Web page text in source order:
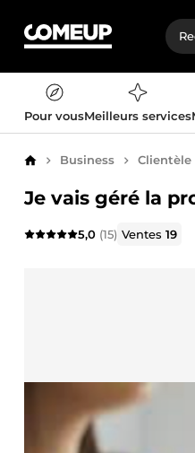
Pour vousMeilleurs services
AccueilBusiness Clientèle
Je vais géré la
5,0 (15) Ventes19